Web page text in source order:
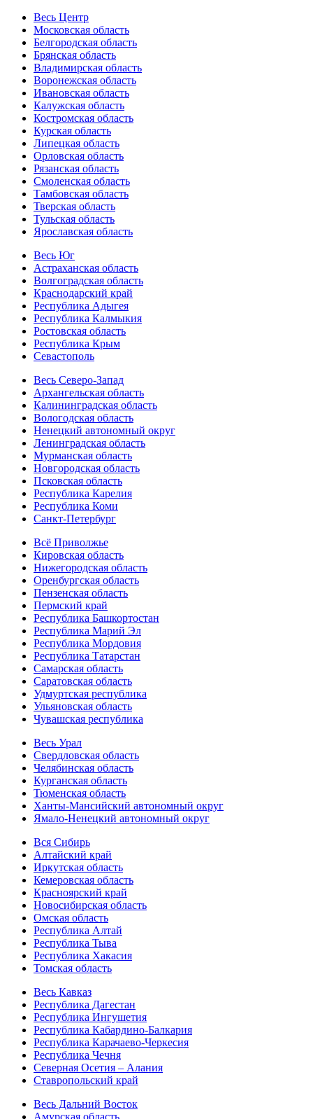
Весь Центр
Московская область
Белгородская область
Брянская область
Владимирская область
Воронежская область
Ивановская область
Калужская область
Костромская область
Курская область
Липецкая область
Орловская область
Рязанская область
Смоленская область
Тамбовская область
Тверская область
Тульская область
Ярославская область
Весь Юг
Астраханская область
Волгоградская область
Краснодарский край
Республика Адыгея
Республика Калмыкия
Ростовская область
Республика Крым
Севастополь
Весь Северо-Запад
Архангельская область
Калининградская область
Вологодская область
Ненецкий автономный округ
Ленинградская область
Мурманская область
Новгородская область
Псковская область
Республика Карелия
Республика Коми
Санкт-Петербург
Всё Приволжье
Кировская область
Нижегородская область
Оренбургская область
Пензенская область
Пермский край
Республика Башкортостан
Республика Марий Эл
Республика Мордовия
Республика Татарстан
Самарская область
Саратовская область
Удмуртская республика
Ульяновская область
Чувашская республика
Весь Урал
Свердловская область
Челябинская область
Курганская область
Тюменская область
Ханты-Мансийский автономный округ
Ямало-Ненецкий автономный округ
Вся Сибирь
Алтайский край
Иркутская область
Кемеровская область
Красноярский край
Новосибирская область
Омская область
Республика Алтай
Республика Тыва
Республика Хакасия
Томская область
Весь Кавказ
Республика Дагестан
Республика Ингушетия
Республика Кабардино-Балкария
Республика Карачаево-Черкесия
Республика Чечня
Северная Осетия – Алания
Ставропольский край
Весь Дальний Восток
Амурская область